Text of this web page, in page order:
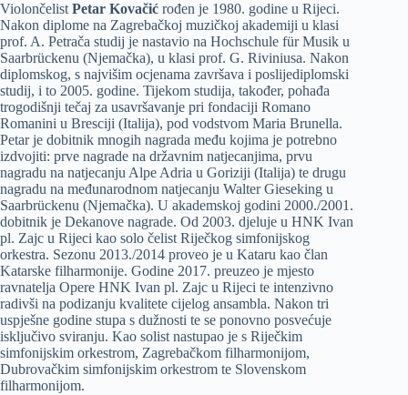
Violončelist Petar Kovačić rođen je 1980. godine u Rijeci.
Nakon diplome na Zagrebačkoj muzičkoj akademiji u klasi
prof. A. Petrača studij je nastavio na Hochschule für Musik u
Saarbrückenu (Njemačka), u klasi prof. G. Riviniusa. Nakon
diplomskog, s najvišim ocjenama završava i poslijediplomski
studij, i to 2005. godine. Tijekom studija, također, pohađa
trogodišnji tečaj za usavršavanje pri fondaciji Romano
Romanini u Bresciji (Italija), pod vodstvom Maria Brunella.
Petar je dobitnik mnogih nagrada među kojima je potrebno
izdvojiti: prve nagrade na državnim natjecanjima, prvu
nagradu na natjecanju Alpe Adria u Goriziji (Italija) te drugu
nagradu na međunarodnom natjecanju Walter Gieseking u
Saarbrückenu (Njemačka). U akademskoj godini 2000./2001.
dobitnik je Dekanove nagrade. Od 2003. djeluje u HNK Ivan
pl. Zajc u Rijeci kao solo čelist Riječkog simfonijskog
orkestra. Sezonu 2013./2014 proveo je u Kataru kao član
Katarske filharmonije. Godine 2017. preuzeo je mjesto
ravnatelja Opere HNK Ivan pl. Zajc u Rijeci te intenzivno
radivši na podizanju kvalitete cijelog ansambla. Nakon tri
uspješne godine stupa s dužnosti te se ponovno posvećuje
isključivo sviranju. Kao solist nastupao je s Riječkim
simfonijskim orkestrom, Zagrebačkom filharmonijom,
Dubrovačkim simfonijskim orkestrom te Slovenskom
filharmonijom.